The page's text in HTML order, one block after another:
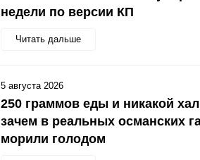
недели по версии КП
Читать дальше
250 граммов еды и никакой
зачем в реальных османских
морили голодом
5 августа 2026